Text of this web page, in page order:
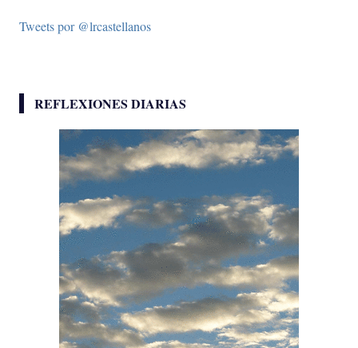
Tweets por @lrcastellanos
REFLEXIONES DIARIAS